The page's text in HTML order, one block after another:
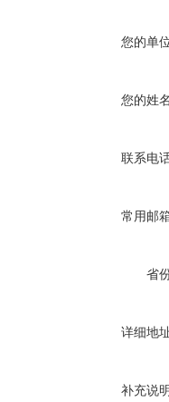
您的单
您的姓
联系电
常用邮
省
详细地
补充说